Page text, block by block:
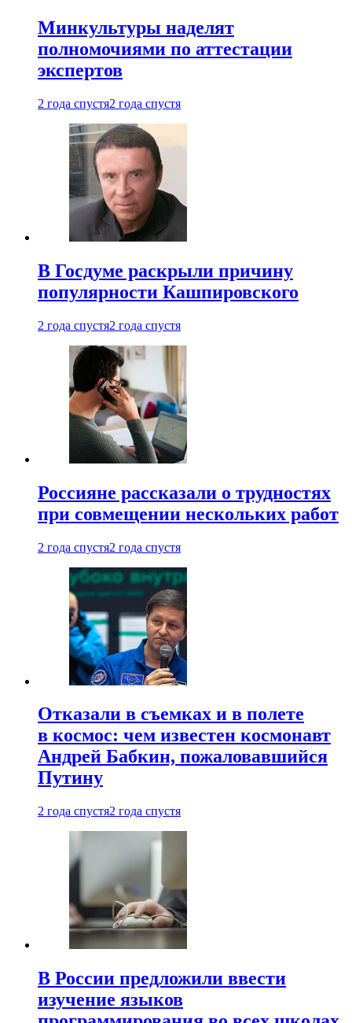
Минкультуры наделят
полномочиями по аттестации
экспертов
2 года спустя2 года спустя
В Госдуме раскрыли причину
популярности Кашпировского
2 года спустя2 года спустя
Россияне рассказали о трудностях
при совмещении нескольких работ
2 года спустя2 года спустя
Отказали в съемках и в полете
в космос: чем известен космонавт
Андрей Бабкин, пожаловавшийся
Путину
2 года спустя2 года спустя
В России предложили ввести
изучение языков